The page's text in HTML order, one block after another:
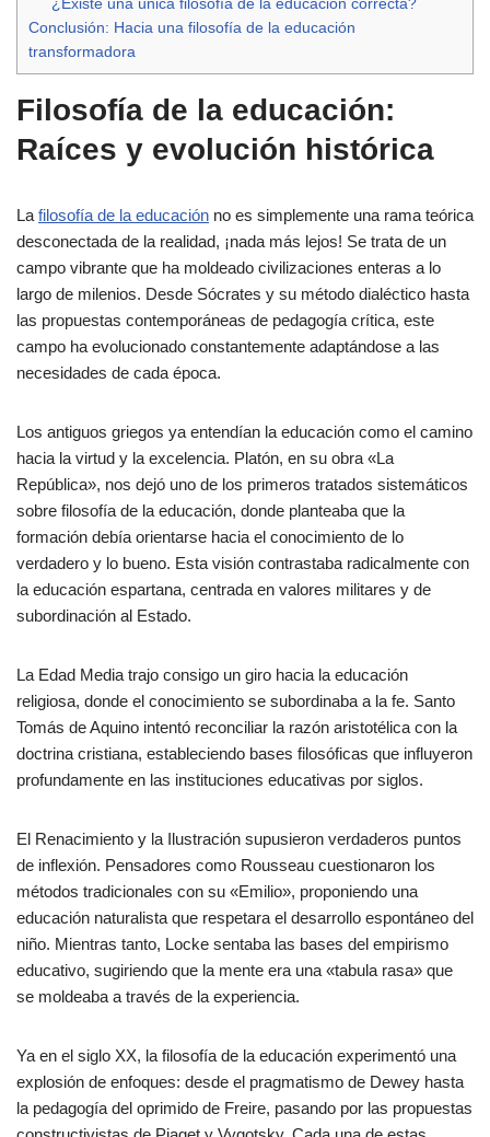
Conclusión: Hacia una filosofía de la educación
transformadora
Filosofía de la educación:
Raíces y evolución histórica
La filosofía de la educación no es simplemente una rama teórica
desconectada de la realidad, ¡nada más lejos! Se trata de un
campo vibrante que ha moldeado civilizaciones enteras a lo
largo de milenios. Desde Sócrates y su método dialéctico hasta
las propuestas contemporáneas de pedagogía crítica, este
campo ha evolucionado constantemente adaptándose a las
necesidades de cada época.
Los antiguos griegos ya entendían la educación como el camino
hacia la virtud y la excelencia. Platón, en su obra «La
República», nos dejó uno de los primeros tratados sistemáticos
sobre filosofía de la educación, donde planteaba que la
formación debía orientarse hacia el conocimiento de lo
verdadero y lo bueno. Esta visión contrastaba radicalmente con
la educación espartana, centrada en valores militares y de
subordinación al Estado.
La Edad Media trajo consigo un giro hacia la educación
religiosa, donde el conocimiento se subordinaba a la fe. Santo
Tomás de Aquino intentó reconciliar la razón aristotélica con la
doctrina cristiana, estableciendo bases filosóficas que influyeron
profundamente en las instituciones educativas por siglos.
El Renacimiento y la Ilustración supusieron verdaderos puntos
de inflexión. Pensadores como Rousseau cuestionaron los
métodos tradicionales con su «Emilio», proponiendo una
educación naturalista que respetara el desarrollo espontáneo del
niño. Mientras tanto, Locke sentaba las bases del empirismo
educativo, sugiriendo que la mente era una «tabula rasa» que
se moldeaba a través de la experiencia.
Ya en el siglo XX, la filosofía de la educación experimentó una
explosión de enfoques: desde el pragmatismo de Dewey hasta
la pedagogía del oprimido de Freire, pasando por las propuestas